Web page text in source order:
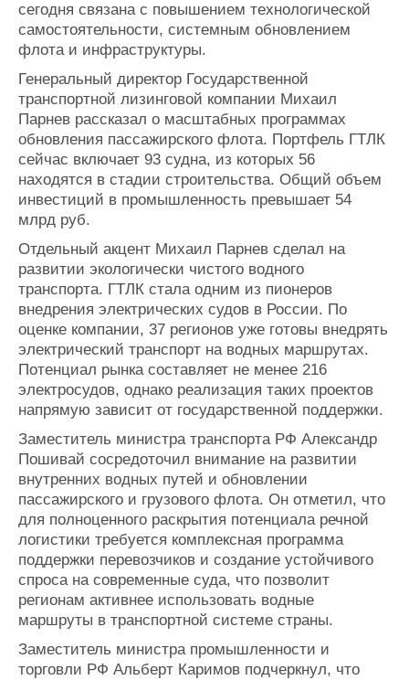
сегодня связана с повышением технологической
самостоятельности, системным обновлением
флота и инфраструктуры.
Генеральный директор Государственной
транспортной лизинговой компании Михаил
Парнев рассказал о масштабных программах
обновления пассажирского флота. Портфель ГТЛК
сейчас включает 93 судна, из которых 56
находятся в стадии строительства. Общий объем
инвестиций в промышленность превышает 54
млрд руб.
Отдельный акцент Михаил Парнев сделал на
развитии экологически чистого водного
транспорта. ГТЛК стала одним из пионеров
внедрения электрических судов в России. По
оценке компании, 37 регионов уже готовы внедрять
электрический транспорт на водных маршрутах.
Потенциал рынка составляет не менее 216
электросудов, однако реализация таких проектов
напрямую зависит от государственной поддержки.
Заместитель министра транспорта РФ Александр
Пошивай сосредоточил внимание на развитии
внутренних водных путей и обновлении
пассажирского и грузового флота. Он отметил, что
для полноценного раскрытия потенциала речной
логистики требуется комплексная программа
поддержки перевозчиков и создание устойчивого
спроса на современные суда, что позволит
регионам активнее использовать водные
маршруты в транспортной системе страны.
Заместитель министра промышленности и
торговли РФ Альберт Каримов подчеркнул, что